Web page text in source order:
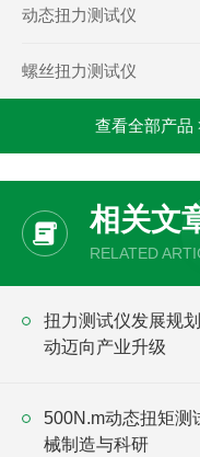
动态扭力测试仪
螺丝扭力测试仪
查看全部产品
相关文
RELATED
扭力测试仪发展规
动迈向产业升级
500N.m动态扭矩测
械制造与科研